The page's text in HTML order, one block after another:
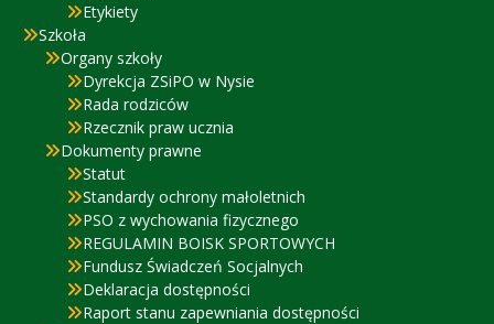
Etykiety
Szkoła
Organy szkoły
Dyrekcja ZSiPO w Nysie
Rada rodziców
Rzecznik praw ucznia
Dokumenty prawne
Statut
Standardy ochrony małoletnich
PSO z wychowania fizycznego
REGULAMIN BOISK SPORTOWYCH
Fundusz Świadczeń Socjalnych
Deklaracja dostępności
Raport stanu zapewniania dostępności